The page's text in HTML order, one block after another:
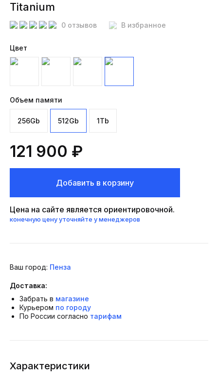
Titanium
0 отзывов В избранное
Цвет
Объем памяти
256Gb 512Gb 1Tb
121 900 ₽
Добавить в корзину
Цена на сайте является ориентировочной.
конечную цену уточняйте у менеджеров
Ваш город: Пенза
Доставка:
Забрать в магазине
Курьером по городу
По России согласно тарифам
Характеристики